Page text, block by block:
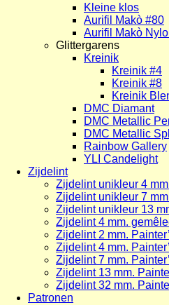
Kleine klos
Aurifil Makò #80
Aurifil Makò
Glittergarens
Kreinik
Kreinik #4
Kreinik #8
Kreinik
DMC Diamant
DMC Metallic
DMC Metallic
Rainbow Gallery
YLI Candelight
Zijdelint
Zijdelint unikleur 4
Zijdelint unikleur 7
Zijdelint unikleur 13
Zijdelint 4 mm.
Zijdelint 2 mm.
Zijdelint 4 mm.
Zijdelint 7 mm.
Zijdelint 13 mm.
Zijdelint 32 mm.
Patronen